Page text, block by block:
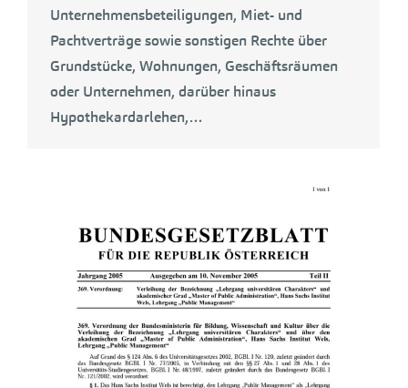
Unternehmensbeteiligungen, Miet- und
Pachtverträge sowie sonstigen Rechte über
Grundstücke, Wohnungen, Geschäftsräumen
oder Unternehmen, darüber hinaus
Hypothekardarlehen,…